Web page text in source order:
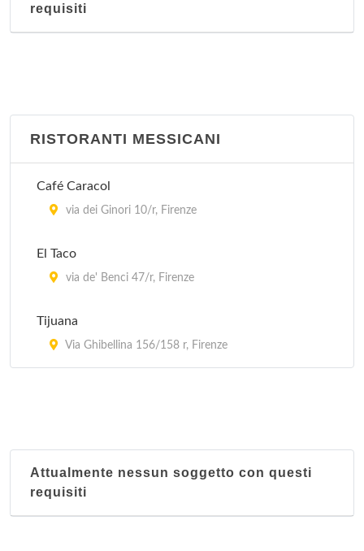
requisiti
RISTORANTI MESSICANI
Café Caracol
via dei Ginori 10/r, Firenze
El Taco
via de' Benci 47/r, Firenze
Tijuana
Via Ghibellina 156/158 r, Firenze
Attualmente nessun soggetto con questi
requisiti